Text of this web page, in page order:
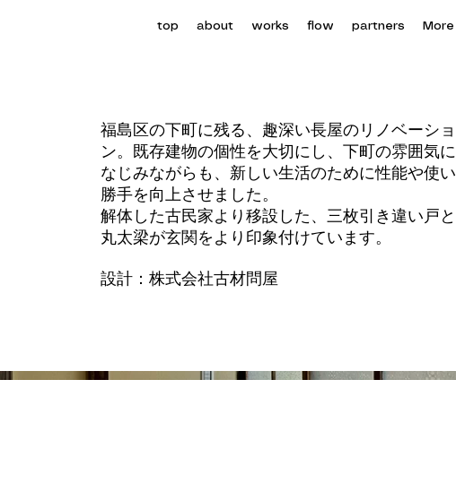
top about works flow partners More
福島区の下町に残る、趣深い長屋のリノベーショ
ン。既存建物の個性を大切にし、下町の雰囲気に
なじみながらも、新しい生活のために性能や使い
勝手を向上させました。
解体した古民家より移設した、三枚引き違い戸と
丸太梁が玄関をより印象付けています。
設計：株式会社古材問屋